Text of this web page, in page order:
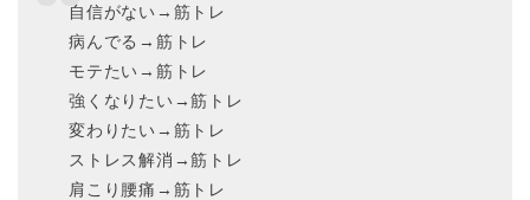
自信がない→筋トレ
病んでる→筋トレ
モテたい→筋トレ
強くなりたい→筋トレ
変わりたい→筋トレ
ストレス解消→筋トレ
肩こり腰痛→筋トレ